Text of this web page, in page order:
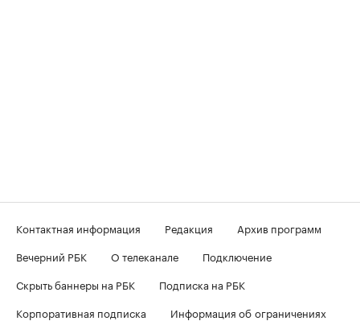
Контактная информация Редакция
Архив программ
Вечерний РБК
О телеканале
Подключение
Скрыть баннеры на РБК
Подписка на РБК
Корпоративная подписка
Информация об ограничениях